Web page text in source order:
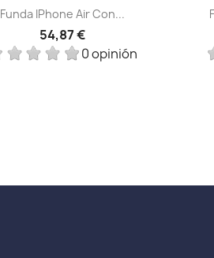
Vista rápida
Funda IPhone Air Con...
54,87 €
0 opinión